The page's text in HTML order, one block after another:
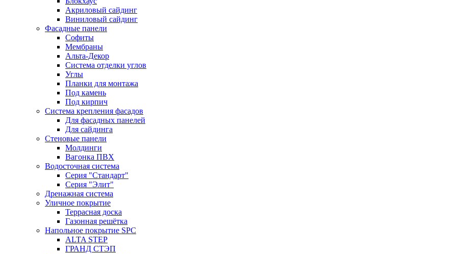
Акриловый сайдинг
Виниловый сайдинг
Фасадные панели
Софиты
Мембраны
Альта-Декор
Система отделки углов
Углы
Планки для монтажа
Под камень
Под кирпич
Система крепления фасадов
Для фасадных панелей
Для сайдинга
Стеновые панели
Молдинги
Вагонка ПВХ
Водосточная система
Серия "Стандарт"
Серия "Элит"
Дренажная система
Уличное покрытие
Террасная доска
Газонная решётка
Напольное покрытие SPC
ALTA STEP
ГРАНД СТЭП